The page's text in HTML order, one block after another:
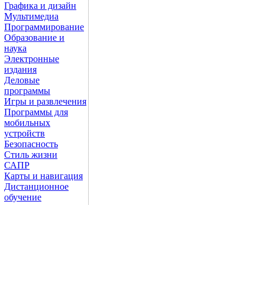
Графика и дизайн
Мультимедиа
Программирование
Образование и
наука
Электронные
издания
Деловые
программы
Игры и развлечения
Программы для
мобильных
устройств
Безопасность
Стиль жизни
САПР
Карты и навигация
Дистанционное
обучение